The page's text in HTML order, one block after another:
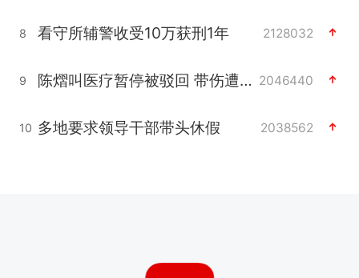
8 看守所辅警收受10万获刑1年 2128032
9 陈熠叫医疗暂停被驳回 带伤遭逆转 2046440
10 多地要求领导干部带头休假 2038562